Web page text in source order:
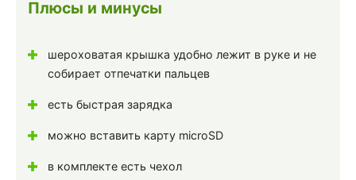
Плюсы и минусы
шероховатая крышка удобно лежит в руке и не
собирает отпечатки пальцев
есть быстрая зарядка
можно вставить карту microSD
в комплекте есть чехол